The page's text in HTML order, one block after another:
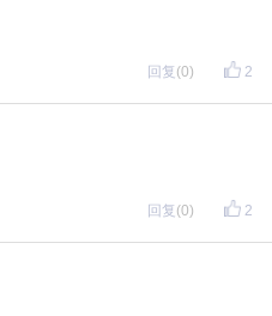
2
回复 (0)
2
回复 (0)